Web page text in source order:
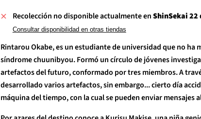
Recolección no disponible actualmente enShinSekai 22
Consultar disponibilidad en otras tiendas
Rintarou Okabe, es un estudiante de universidad que no ha
síndrome chuunibyou. Formó un círculo de jóvenes
artefactos del futuro, conformado por tres miembros. A
desarrollado varios artefactos, sin embargo... cierto día
máquina del tiempo, con la cual se pueden enviar mensajes